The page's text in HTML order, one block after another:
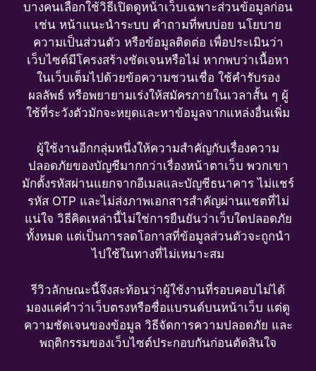
บางคนเลือกใช้วิธีเปิดดูหน้าเว็บเฉพาะส่วนข้อมูลก่อน
เช่น หน้าแนะนำระบบ คำถามที่พบบ่อย นโยบาย
ความเป็นส่วนตัว หรือข้อมูลติดต่อ เพื่อประเมินว่า
เว็บไซต์มีโครงสร้างชัดเจนหรือไม่ หากพบว่าเนื้อหา
ในเว็บเต็มไปด้วยข้อความชวนเชื่อ ใช้คำรับรอง
ผลลัพธ์ หรือพยายามเร่งให้สมัครภายในเวลาสั้น ๆ ผู้
ใช้ที่ระวังตัวมักจะหยุดและหาข้อมูลจากแหล่งอื่นเพิ่ม
ผู้ใช้งานอีกกลุ่มหนึ่งให้ความสำคัญกับเรื่องความ
ปลอดภัยของบัญชีมากกว่าเรื่องหน้าตาเว็บ พวกเขา
มักตั้งรหัสผ่านแยกจากอีเมลและบัญชีธนาคาร ไม่แชร์
รหัส OTP และไม่ส่งภาพเอกสารสำคัญผ่านแชตที่ไม่
แน่ใจ วิธีคิดเหล่านี้ไม่ใช่การยืนยันว่าเว็บใดปลอดภัย
ทั้งหมด แต่เป็นการลดโอกาสที่ข้อมูลส่วนตัวจะถูกนำ
ไปใช้ในทางที่ไม่เหมาะสม
รีวิวลักษณะนี้จึงสะท้อนว่าผู้ใช้งานที่รอบคอบไม่ได้
มองแค่คำว่าเว็บตรงหรือชื่อแบรนด์บนหน้าเว็บ แต่ดู
ความชัดเจนของข้อมูล วิธีจัดการความปลอดภัย และ
พฤติกรรมของเว็บไซต์ประกอบกันก่อนตัดสินใจ